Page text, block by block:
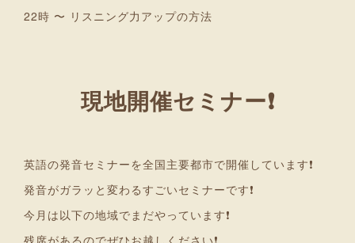
22時 〜 リスニング力アップの方法
現地開催セミナー❗
英語の発音セミナーを全国主要都市で開催しています❗
発音がガラッと変わるすごいセミナーです❗
今月は以下の地域でまだやっています❗